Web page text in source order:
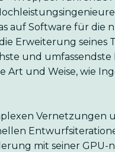
auf Software für die
Erweiterung
und
Art und Weise, wie
Vernetzungen
mit seiner GPU-